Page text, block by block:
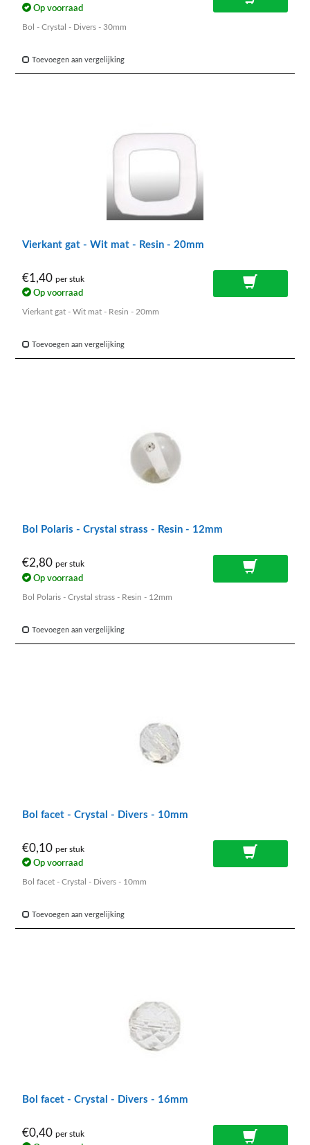
Op voorraad
Bol - Crystal - Divers - 30mm
Toevoegen aan vergelijking
Vierkant gat - Wit mat - Resin - 20mm
€1,40 per stuk
Op voorraad
Vierkant gat - Wit mat - Resin - 20mm
Toevoegen aan vergelijking
Bol Polaris - Crystal strass - Resin - 12mm
€2,80 per stuk
Op voorraad
Bol Polaris - Crystal strass - Resin - 12mm
Toevoegen aan vergelijking
Bol facet - Crystal - Divers - 10mm
€0,10 per stuk
Op voorraad
Bol facet - Crystal - Divers - 10mm
Toevoegen aan vergelijking
Bol facet - Crystal - Divers - 16mm
€0,40 per stuk